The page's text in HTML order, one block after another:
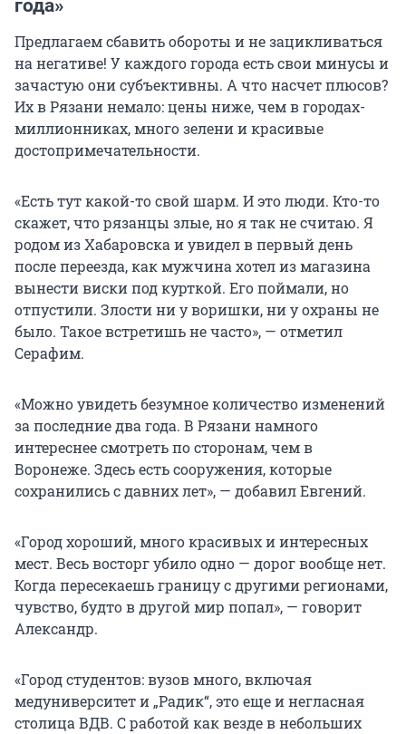
года»
Предлагаем сбавить обороты и не зацикливаться
на негативе! У каждого города есть свои минусы и
зачастую они субъективны. А что насчет плюсов?
Их в Рязани немало: цены ниже, чем в городах-
миллионниках, много зелени и красивые
достопримечательности.
«Есть тут какой-то свой шарм. И это люди. Кто-то
скажет, что рязанцы злые, но я так не считаю. Я
родом из Хабаровска и увидел в первый день
после переезда, как мужчина хотел из магазина
вынести виски под курткой. Его поймали, но
отпустили. Злости ни у воришки, ни у охраны не
было. Такое встретишь не часто», — отметил
Серафим.
«Можно увидеть безумное количество изменений
за последние два года. В Рязани намного
интереснее смотреть по сторонам, чем в
Воронеже. Здесь есть сооружения, которые
сохранились с давних лет», — добавил Евгений.
«Город хороший, много красивых и интересных
мест. Весь восторг убило одно — дорог вообще нет.
Когда пересекаешь границу с другими регионами,
чувство, будто в другой мир попал», — говорит
Александр.
«Город студентов: вузов много, включая
медуниверситет и „Радик“, это еще и негласная
столица ВДВ. С работой как везде в небольших